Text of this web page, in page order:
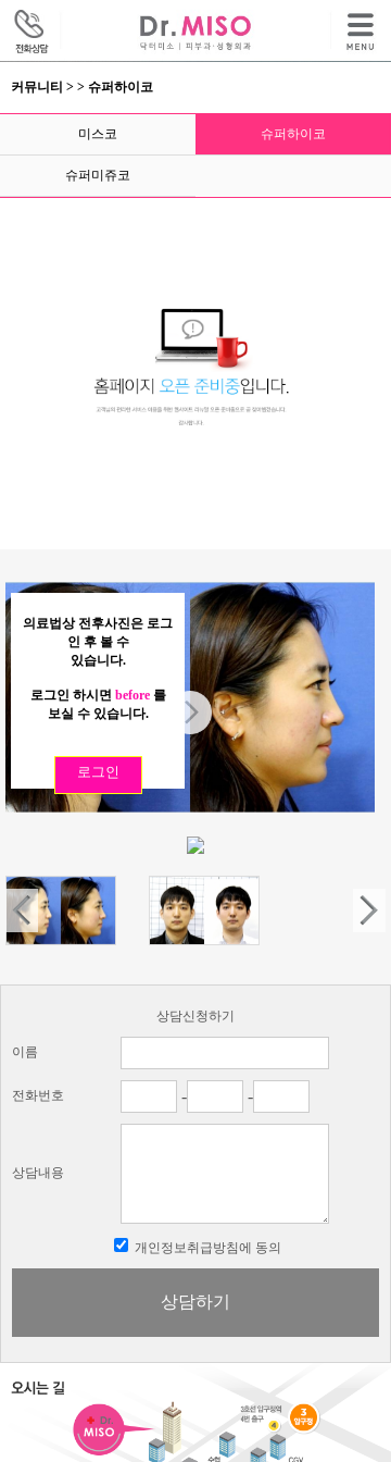
커뮤니티 > > 슈퍼하이코
미스코 슈퍼하이코
슈퍼미쥬코
의료법상 전후사진은 로그
인 후 볼 수
있습니다.
로그인 하시면 before를
보실 수 있습니다.
상담신청하기
이름
전화번호 - -
상담내용
개인정보취급방침에 동의